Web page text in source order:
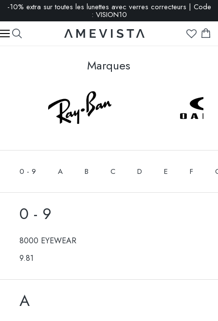
-10% extra sur toutes les lunettes avec verres correcteurs | Code
: VISION10
Marques
0 - 9 A B C D E F
0 - 9
8000 EYEWEAR
9.81
A